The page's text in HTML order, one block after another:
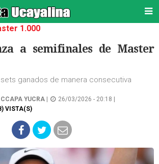
1.000
a semifinales de Master
sets ganados de manera consecutiva
CCAPA YUCRA
26/03/2026 - 20:18 |
VISTA(S)